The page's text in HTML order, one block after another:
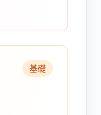
基礎